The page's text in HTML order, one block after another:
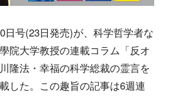
日号(23日発売)が、科学哲学者な
院大学教授の連載コラム「反オ
隆法・幸福の科学総裁の霊言を
した。この趣旨の記事は6週連